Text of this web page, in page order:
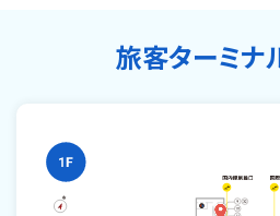
旅客ターミナ